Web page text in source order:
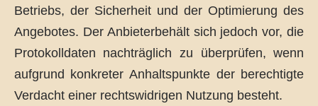
Betriebs, der Sicherheit und der Optimierung des
Angebotes. Der Anbieterbehält sich jedoch vor, die
Protokolldaten nachträglich zu überprüfen, wenn
aufgrund konkreter Anhaltspunkte der berechtigte
Verdacht einer rechtswidrigen Nutzung besteht.